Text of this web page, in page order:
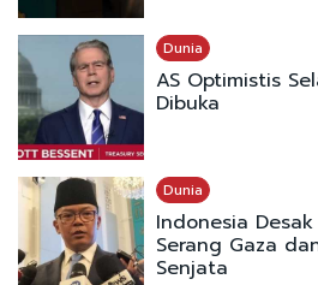
Dunia
AS Optimistis
Dibuka
Dunia
Indonesia
Serang Gaza
Senjata